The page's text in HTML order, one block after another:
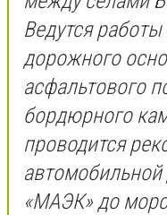
Ведутся
дорожного
асфальтового
бордюрного
проводится
автомобильной
«МАЭК» до